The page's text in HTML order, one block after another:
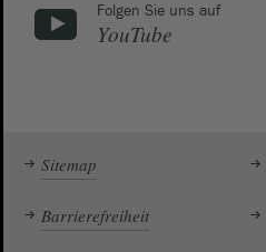
Folgen Sie uns auf
YouTube
Sitemap
Barrierefreiheit